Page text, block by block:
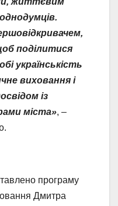
поділитися
українськість
виховання і
із
міста», –
програму
Дмитра